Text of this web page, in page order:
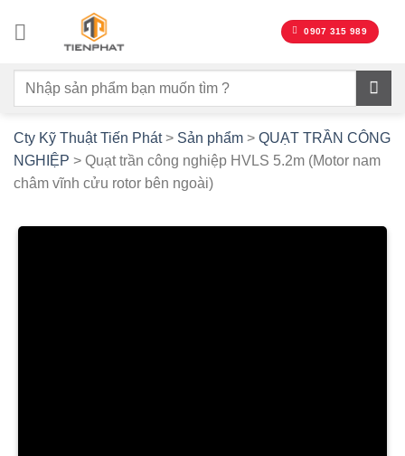
dung
0907 315 989
Cty Kỹ Thuật Tiến Phát> Sản phẩm > QUẠT TRẦN CÔNG
NGHIỆP > Quạt trần công nghiệp HVLS 5.2m (Motor nam
châm vĩnh cửu rotor bên ngoài)